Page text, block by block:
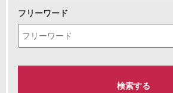
フリーワード